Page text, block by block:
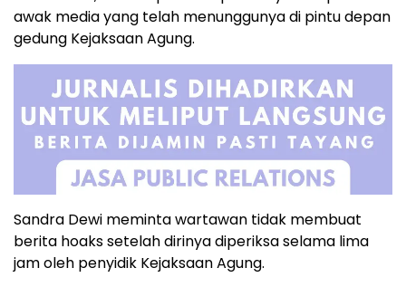
awak media yang telah menunggunya di pintu depan
gedung Kejaksaan Agung.
Sandra Dewi meminta wartawan tidak membuat
berita hoaks setelah dirinya diperiksa selama lima
jam oleh penyidik Kejaksaan Agung.